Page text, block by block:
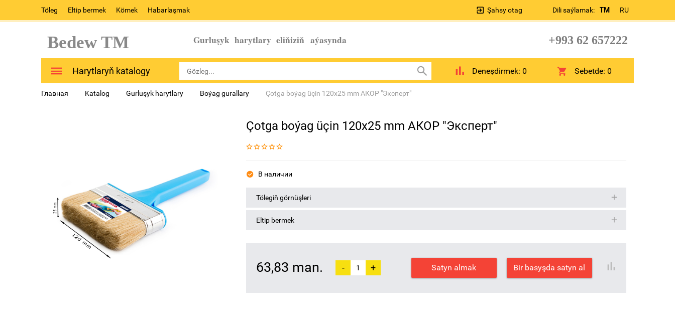
Töleg Eltip bermek Kömek Habarlaşmak Dili saýlamak: TM RU
Şahsy otag
Bedew TM Gurluşyk harytlary eliňiziň aýasynda +993 62 657222
Harytlaryň katalogy Deneşdirmek: 0 Sebetde:0
Главная Katalog Gurluşyk harytlary Boýag gurallary Çotga boýag üçin 120х25 mm АКОР "Эксперт"
Çotga boýag üçin 120х25 mm АКОР "Эксперт"
В наличии
Tölegiň görnüşleri
Eltip bermek
63,83 man. - + Satyn almak Bir basyşda satyn al